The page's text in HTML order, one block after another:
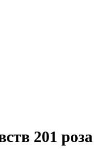
201 роза